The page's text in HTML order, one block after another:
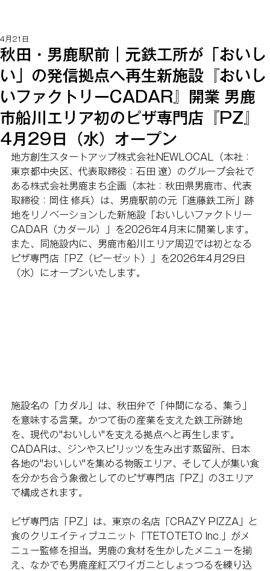
秋田・男鹿駅前｜元鉄工所が「おいし
い」の発信拠点へ再生新施設『おいし
いファクトリーCADAR』開業 男鹿
市船川エリア初のピザ専門店『PZ』
4月29日（水）オープン
4月21日
地方創生スタートアップ株式会社NEWLOCAL（本社：
東京都中央区、代表取締役：石田 遼）のグループ会社で
ある株式会社男鹿まち企画（本社：秋田県男鹿市、代表
取締役：岡住 修兵）は、男鹿駅前の元「進藤鉄工所」跡
地をリノベーションした新施設「おいしいファクトリー
CADAR（カダール）」を2026年4月末に開業します。
また、同施設内に、男鹿市船川エリア周辺では初となる
ピザ専門店「PZ（ピーゼット）」を2026年4月29日
（水）にオープンいたします。
施設名の「カダル」は、秋田弁で「仲間になる、集う」
を意味する言葉。かつて街の産業を支えた鉄工所跡地
を、現代の"おいしい"を支える拠点へと再生します。
CADARは、ジンやスピリッツを生み出す蒸留所、日本
各地の"おいしい"を集める物販エリア、そして人が集い食
を分かち合う象徴としてのピザ専門店「PZ」の3エリア
で構成されます。
ピザ専門店「PZ」は、東京の名店「CRAZY PIZZA」と
食のクリエイティブユニット「TETOTETO Inc.」がメ
ニュー監修を担当。男鹿の食材を生かしたメニューを揃
え、なかでも男鹿産紅ズワイガニとしょっつるを練り込